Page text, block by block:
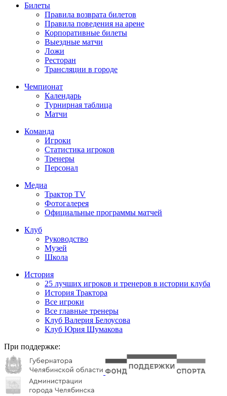
Билеты
Правила возврата билетов
Правила поведения на арене
Корпоративные билеты
Выездные матчи
Ложи
Ресторан
Трансляции в городе
Чемпионат
Календарь
Турнирная таблица
Матчи
Команда
Игроки
Статистика игроков
Тренеры
Персонал
Медиа
Трактор TV
Фотогалерея
Официальные программы матчей
Клуб
Руководство
Музей
Школа
История
25 лучших игроков и тренеров в истории клуба
История Трактора
Все игроки
Все главные тренеры
Клуб Валерия Белоусова
Клуб Юрия Шумакова
При поддержке: